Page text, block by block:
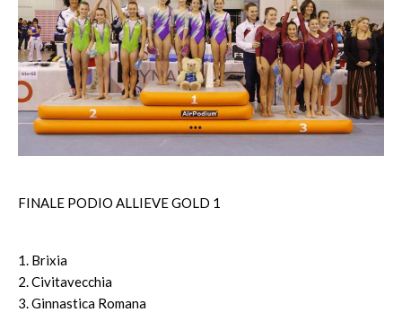
FINALE PODIO ALLIEVE GOLD 1
1. Brixia
2. Civitavecchia
3. Ginnastica Romana